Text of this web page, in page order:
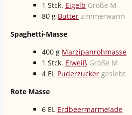
1 Stck. Eigelb Größe M
80 g Butter zimmerwarm
Spaghetti-Masse
400 g Marzipanrohmasse
1 Stck. Eiweiß Größe M
4 EL Puderzucker gesiebt
Rote Masse
6 EL Erdbeermarmelade